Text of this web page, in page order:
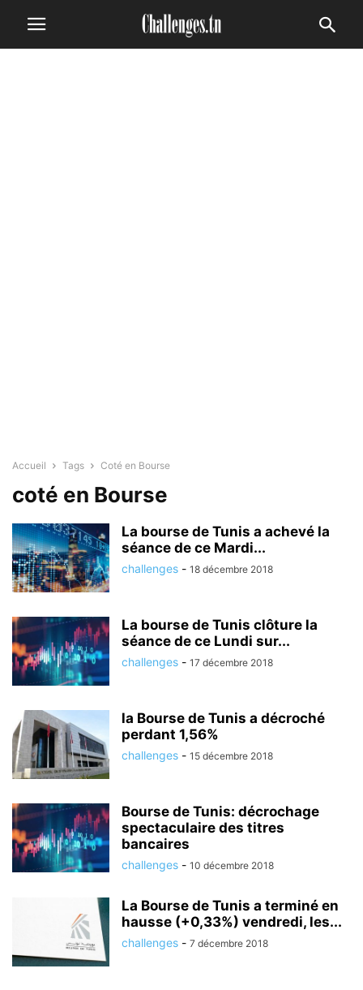
Accueil Tags Coté en Bourse
coté en Bourse
La bourse de Tunis a achevé la
séance de ce Mardi...
challenges - 18 décembre 2018
La bourse de Tunis clôture la
séance de ce Lundi sur...
challenges - 17 décembre 2018
la Bourse de Tunis a décroché
perdant 1,56%
challenges - 15 décembre 2018
Bourse de Tunis: décrochage
spectaculaire des titres
bancaires
challenges - 10 décembre 2018
La Bourse de Tunis a terminé en
hausse (+0,33%) vendredi, les...
challenges - 7 décembre 2018